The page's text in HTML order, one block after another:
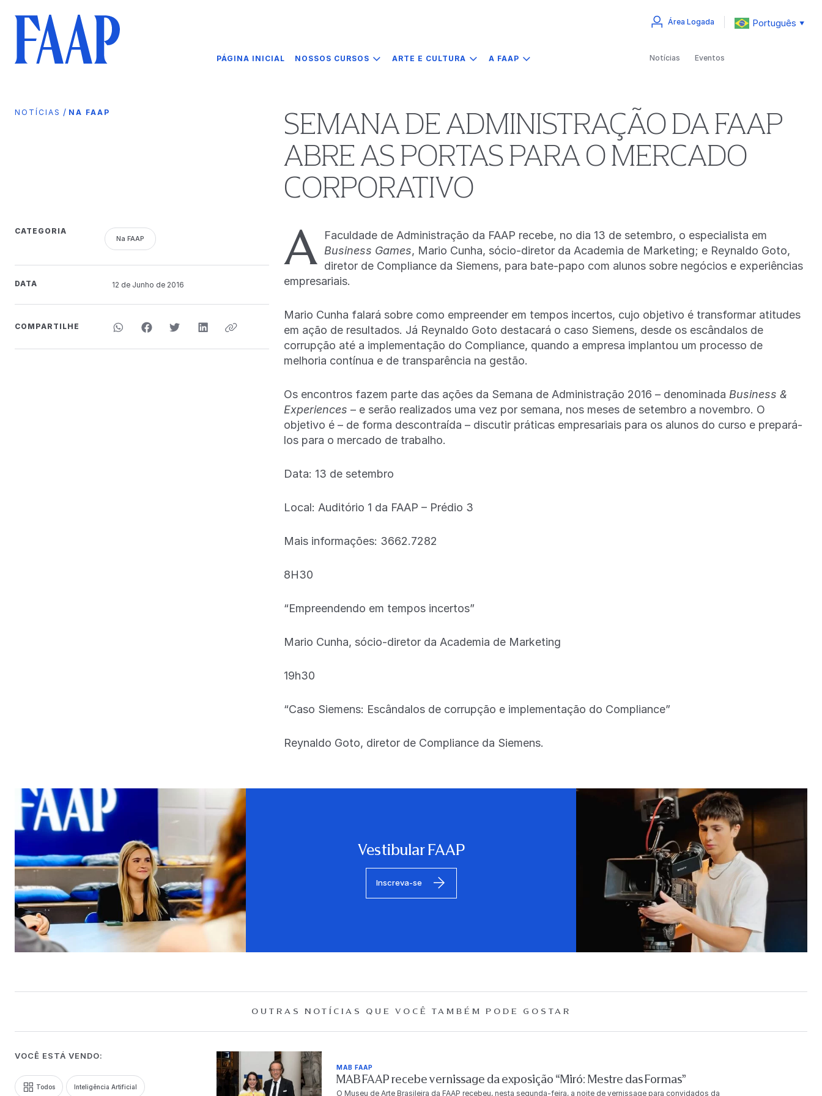
PÁGINA INICIAL NOSSOS CURSOS ARTE E CULTURA A FAAP
Área Logada Português ▼
Notícias Eventos
NOTÍCIAS / NA FAAP
SEMANA DE ADMINISTRAÇÃO DA FAAP
ABRE AS PORTAS PARA O MERCADO
CORPORATIVO
CATEGORIA
Na FAAP
DATA 12 de Junho de 2016
COMPARTILHE
A
Faculdade de Administração da FAAP recebe, no dia 13 de setembro, o especialista em
Business Games, Mario Cunha, sócio-diretor da Academia de Marketing; e Reynaldo Goto,
diretor de Compliance da Siemens, para bate-papo com alunos sobre negócios e experiências
empresariais.
Mario Cunha falará sobre como empreender em tempos incertos, cujo objetivo é transformar atitudes
em ação de resultados. Já Reynaldo Goto destacará o caso Siemens, desde os escândalos de
corrupção até a implementação do Compliance, quando a empresa implantou um processo de
melhoria contínua e de transparência na gestão.
Os encontros fazem parte das ações da Semana de Administração 2016 – denominada Business &
Experiences – e serão realizados uma vez por semana, nos meses de setembro a novembro. O
objetivo é – de forma descontraída – discutir práticas empresariais para os alunos do curso e prepará-
los para o mercado de trabalho.
Data: 13 de setembro
Local: Auditório 1 da FAAP – Prédio 3
Mais informações: 3662.7282
8H30
“Empreendendo em tempos incertos”
Mario Cunha, sócio-diretor da Academia de Marketing
19h30
“Caso Siemens: Escândalos de corrupção e implementação do Compliance”
Reynaldo Goto, diretor de Compliance da Siemens.
Vestibular FAAP
Inscreva-se
OUTRAS NOTÍCIAS QUE VOCÊ TAMBÉM PODE GOSTAR
VOCÊ ESTÁ VENDO:
Todos Inteligência Artificial
MAB FAAP
MAB FAAP recebe vernissage da exposição “Miró: Mestre das Formas”
O Museu de Arte Brasileira da FAAP recebeu, nesta segunda-feira, a noite de vernissage para convidados da